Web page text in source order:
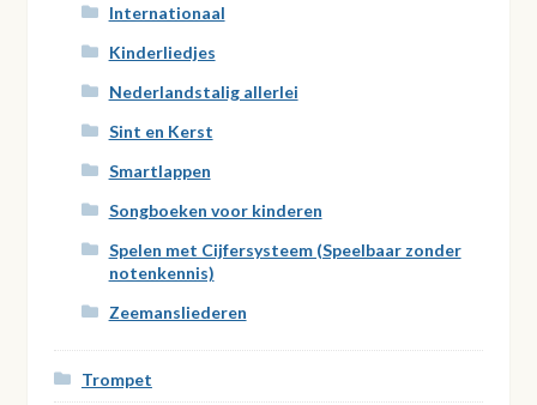
Internationaal
Kinderliedjes
Nederlandstalig allerlei
Sint en Kerst
Smartlappen
Songboeken voor kinderen
Spelen met Cijfersysteem (Speelbaar zonder
notenkennis)
Zeemansliederen
Trompet